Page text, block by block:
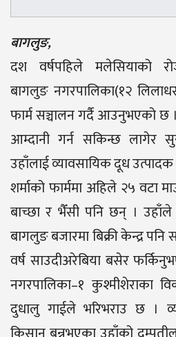
बागलुङ,
दश वर्षपहिले मलेसियाको
बागलुङ नगरपालिका(१२
फार्म सञ्चालन गर्दै आउनुभएको छ
आम्दानी गर्न सकिन्छ लागेर
उहाँलाई व्यावसायिक दूध
शर्माको फार्ममा अहिले २५ वटा
बाच्छा र भैँसी पनि छन् ।
बागलुङ बजारमा बिक्री केन्द्र
वर्ष साउदीअरेबिया बसेर
नगरपालिका–१ कुश्मीशेराका
दुधालु गाईले भरिभराउ छ ।